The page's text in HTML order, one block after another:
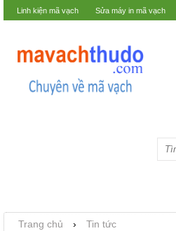
Linh kiện mã vạch Sửa máy in mã vạch
Trang chủ › Tin tức